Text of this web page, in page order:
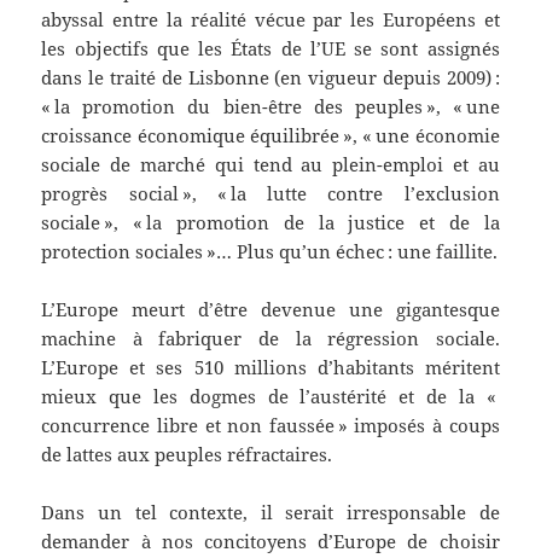
abyssal entre la réalité vécue par les Européens et
les objectifs que les États de l’UE se sont assignés
dans le traité de Lisbonne (en vigueur depuis 2009) :
« la promotion du bien-être des peuples », « une
croissance économique équilibrée », « une économie
sociale de marché qui tend au plein-emploi et au
progrès social », « la lutte contre l’exclusion
sociale », « la promotion de la justice et de la
protection sociales »… Plus qu’un échec : une faillite.
L’Europe meurt d’être devenue une gigantesque
machine à fabriquer de la régression sociale.
L’Europe et ses 510 millions d’habitants méritent
mieux que les dogmes de l’austérité et de la «
concurrence libre et non faussée » imposés à coups
de lattes aux peuples réfractaires.
Dans un tel contexte, il serait irresponsable de
demander à nos concitoyens d’Europe de choisir